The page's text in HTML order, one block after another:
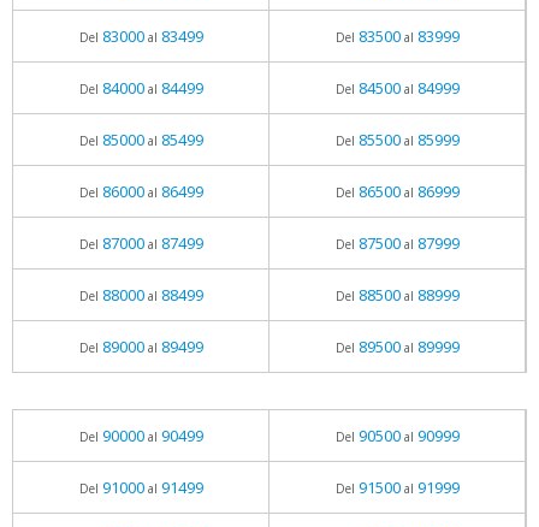
Del 83000al 83499 Del 83500al 83999
Del 84000al 84499 Del 84500al 84999
Del 85000al 85499 Del 85500al 85999
Del 86000al 86499 Del 86500al 86999
Del 87000al 87499 Del 87500al 87999
Del 88000al 88499 Del 88500al 88999
Del 89000al 89499 Del 89500al 89999
Del 90000al 90499 Del 90500al 90999
Del 91000al 91499 Del 91500al 91999